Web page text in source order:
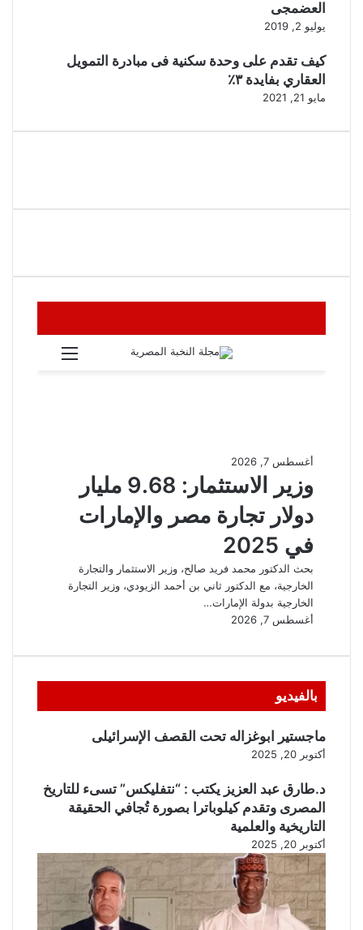
العضمجى
يوليو 2, 2019
كيف تقدم على وحدة سكنية فى مبادرة التمويل
العقاري بفايدة ٣٪
مايو 21, 2021
بالفيديو
ماجستير ابوغزاله تحت القصف الإسرائيلى
أكتوبر 20, 2025
د.طارق عبد العزيز يكتب : “نتفليكس” تسىء للتاريخ
المصرى وتقدم كيلوباترا بصورة تُجافي الحقيقة
التاريخية والعلمية
أكتوبر 20, 2025